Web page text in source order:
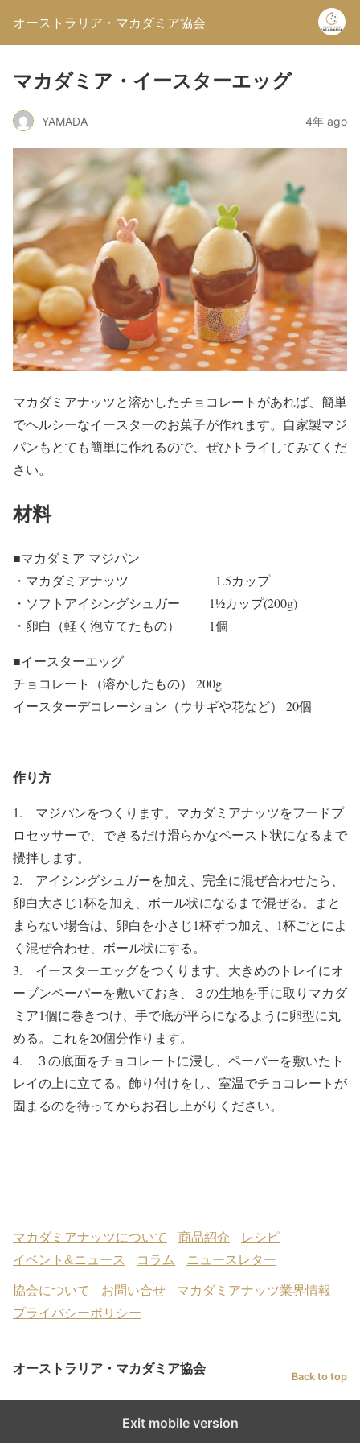
オーストラリア・マカダミア協会
マカダミア・イースターエッグ
YAMADA 4年 ago
マカダミアナッツと溶かしたチョコレートがあれば、簡単
でヘルシーなイースターのお菓子が作れます。自家製マジ
パンもとても簡単に作れるので、ぜひトライしてみてくだ
さい。
材料
■マカダミア マジパン
・マカダミアナッツ 1.5カップ
・ソフトアイシングシュガー 1½カップ(200g)
・卵白（軽く泡立てたもの） 1個
■イースターエッグ
チョコレート（溶かしたもの） 200g
イースターデコレーション（ウサギや花など） 20個
作り方
1. マジパンをつくります。マカダミアナッツをフードプ
ロセッサーで、できるだけ滑らかなペースト状になるまで
攪拌します。
2. アイシングシュガーを加え、完全に混ぜ合わせたら、
卵白大さじ1杯を加え、ボール状になるまで混ぜる。まと
まらない場合は、卵白を小さじ1杯ずつ加え、1杯ごとによ
く混ぜ合わせ、ボール状にする。
3. イースターエッグをつくります。大きめのトレイにオ
ーブンペーパーを敷いておき、３の生地を手に取りマカダ
ミア1個に巻きつけ、手で底が平らになるように卵型に丸
める。これを20個分作ります。
4. ３の底面をチョコレートに浸し、ペーパーを敷いたト
レイの上に立てる。飾り付けをし、室温でチョコレートが
固まるのを待ってからお召し上がりください。
マカダミアナッツについて 商品紹介
レシピ
イベント&ニュース
コラム
ニュースレター
協会について
お問い合せ
マカダミアナッツ業界情報
プライバシーポリシー
オーストラリア・マカダミア協会 Back to top
Exit mobile version